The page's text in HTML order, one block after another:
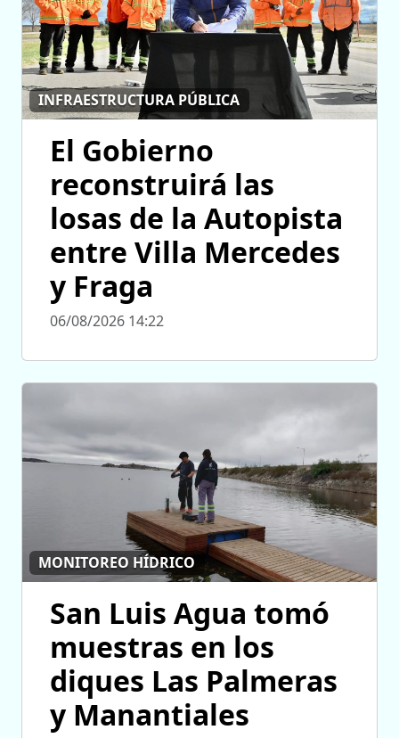
INFRAESTRUCTURA PÚBLICA
El Gobierno
reconstruirá las
losas de la Autopista
entre Villa Mercedes
y Fraga
06/08/2026 14:22
MONITOREO HÍDRICO
San Luis Agua tomó
muestras en los
diques Las Palmeras
y Manantiales